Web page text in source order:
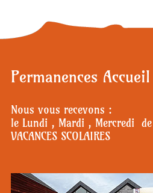
Permanences Accueil
Nous vous recevons :
le Lundi , Mardi , Mercredi de
VACANCES SCOLAIRES